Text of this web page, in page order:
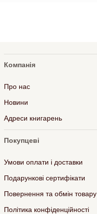
Компанія
Про нас
Новини
Адреси книгарень
Покупцеві
Умови оплати і доставки
Подарункові сертифікати
Повернення та обмін товару
Політика конфіденційності